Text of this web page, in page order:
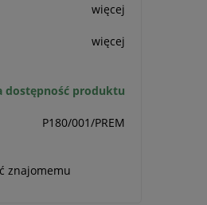
więcej
więcej
dostępność produktu
P180/001/PREM
znajomemu